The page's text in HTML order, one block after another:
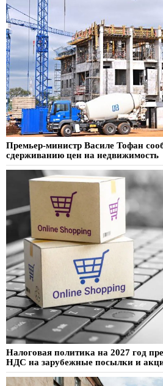
Премьер-министр Василе Тофан
сдерживанию цен на недвижимость
Налоговая политика на 2027 год
НДС на зарубежные посылки и